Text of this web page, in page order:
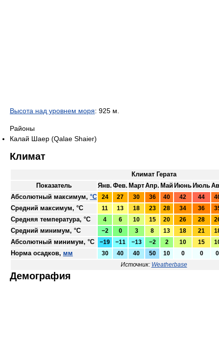
Высота над уровнем моря: 925 м.
Районы
Калай Шаер (Qalae Shaier)
Климат
Климат Герата
Показатель
Янв. Фев. МартАпр. Май Июнь Июль
Абсолютный максимум, °C 24 27 30 36 40 42 44
Средний максимум, °C
11 13 18 23 28 34 36
Средняя температура, °C
4 6 10 15 20 26 28
Средний минимум, °C
−2 0 3 8 13 18 21
Абсолютный минимум, °C
−19 −11 −13 −2 2 10 15
Норма осадков, мм 30 40 40 50 10 0 0
0
Источник: Weatherbase
Демография